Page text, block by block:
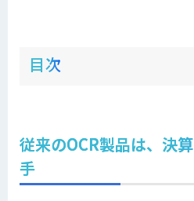
目次
従来のOCR製品は、決
手